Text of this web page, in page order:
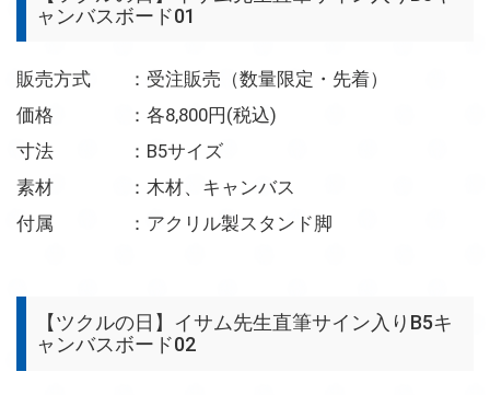
ャンバスボード01
販売方式 ：受注販売（数量限定・先着）
価格 ：各8,800円(税込)
寸法 ：B5サイズ
素材 ：木材、キャンバス
付属 ：アクリル製スタンド脚
【ツクルの日】イサム先生直筆サイン入りB5キ
ャンバスボード02